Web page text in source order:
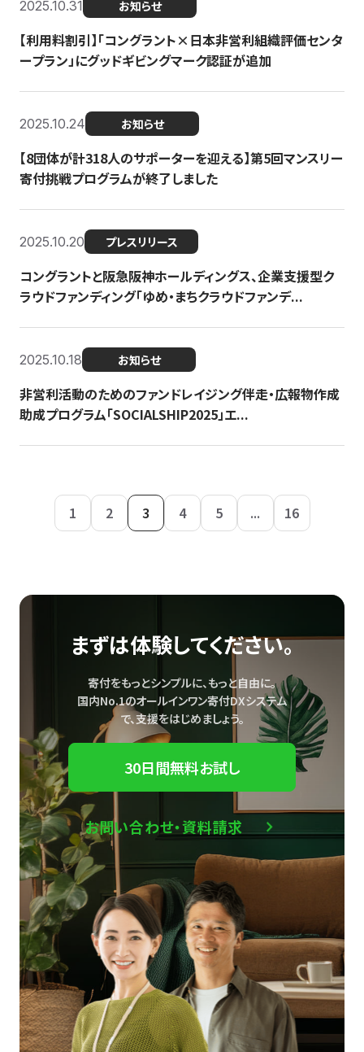
2025.10.31 お知らせ
【利用料割引】「コングラント×日本非営利組織評価センタ
ープラン」にグッドギビングマーク認証が追加
2025.10.24 お知らせ
【8団体が計318人のサポーターを迎える】​​第5回マンスリー
寄付挑戦プログラムが終了しました
2025.10.20 プレスリリース
コングラントと阪急阪神ホールディングス、企業支援型ク
ラウドファンディング「ゆめ・まちクラウドファンデ...
2025.10.18 お知らせ
非営利活動のためのファンドレイジング伴走・広報物作成
助成プログラム「SOCIALSHIP2025」エ...
1 2 3 4 5 ... 16
まずは体験してください。
寄付をもっとシンプルに、もっと自由に。
国内No.1のオールインワン寄付DXシステム
で、支援をはじめましょう。
30日間無料お試し
お問い合わせ・資料請求